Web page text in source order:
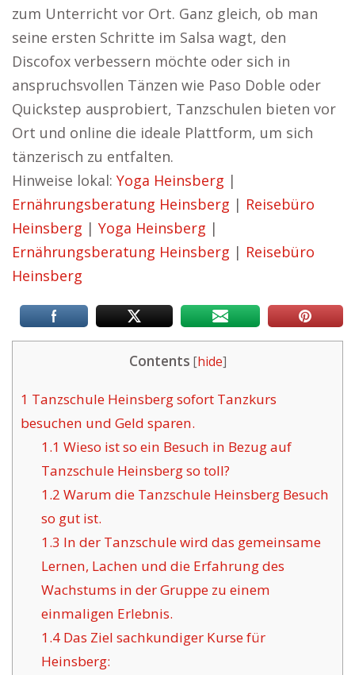
zum Unterricht vor Ort. Ganz gleich, ob man
seine ersten Schritte im Salsa wagt, den
Discofox verbessern möchte oder sich in
anspruchsvollen Tänzen wie Paso Doble oder
Quickstep ausprobiert, Tanzschulen bieten vor
Ort und online die ideale Plattform, um sich
tänzerisch zu entfalten.
Hinweise lokal: Yoga Heinsberg |
Ernährungsberatung Heinsberg | Reisebüro
Heinsberg | Yoga Heinsberg |
Ernährungsberatung Heinsberg | Reisebüro
Heinsberg
Contents [hide]
1 Tanzschule Heinsberg sofort Tanzkurs
besuchen und Geld sparen.
1.1 Wieso ist so ein Besuch in Bezug auf
Tanzschule Heinsberg so toll?
1.2 Warum die Tanzschule Heinsberg Besuch
so gut ist.
1.3 In der Tanzschule wird das gemeinsame
Lernen, Lachen und die Erfahrung des
Wachstums in der Gruppe zu einem
einmaligen Erlebnis.
1.4Das Ziel sachkundiger Kurse für
Heinsberg: